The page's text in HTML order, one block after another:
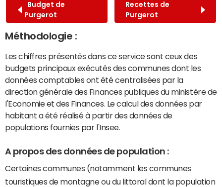
Budget de
Purgerot
Recettes de
Purgerot
Méthodologie :
Les chiffres présentés dans ce service sont ceux des
budgets principaux exécutés des communes dont les
données comptables ont été centralisées par la
direction générale des Finances publiques du ministère de
l'Economie et des Finances. Le calcul des données par
habitant a été réalisé à partir des données de
populations fournies par l'Insee.
A propos des données de population :
Certaines communes (notamment les communes
touristiques de montagne ou du littoral dont la population